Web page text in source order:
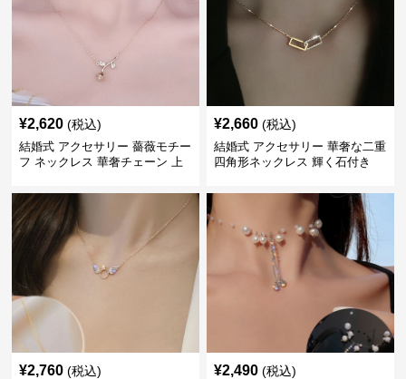
¥2,620 (税込)
結婚式 アクセサリー 薔薇モチー
フ ネックレス 華奢チェーン 上
¥2,660 (税込)
結婚式 アクセサリー 華奢な二重
四角形ネックレス 輝く石付き
¥2,760 (税込) ¥2,490 (税込)